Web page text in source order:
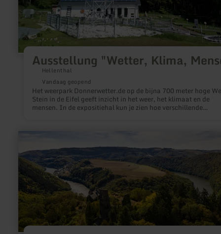
Ausstellung "Wetter, Klima,
Hellenthal
Vandaag geopend
Het weerpark Donnerwetter.de op de bijna 700 meter hoge
Stein in de Eifel geeft inzicht in het weer, het klimaat en de
mensen. In de expositiehal kun je zien hoe verschillende
over:
Ourtalschleife